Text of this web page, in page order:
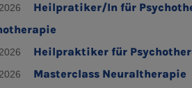
Heilpratiker/In für
Heilpraktiker für
Masterclass Neuraltherapie